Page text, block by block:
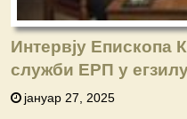
Интервју Епископа
служби ЕРП у
јануар 27, 2025